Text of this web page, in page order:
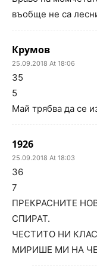
въобще не са
Крумов
25.09.2018 At 18:06
35
5
Май трябва да се
1926
25.09.2018 At 18:03
36
7
ПРЕКРАСНИТЕ
СПИРАТ.
ЧЕСТИТО НИ
МИРИШЕ МИ НА